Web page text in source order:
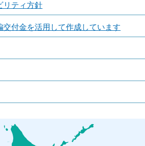
リティ方針
交付金を活用して作成しています